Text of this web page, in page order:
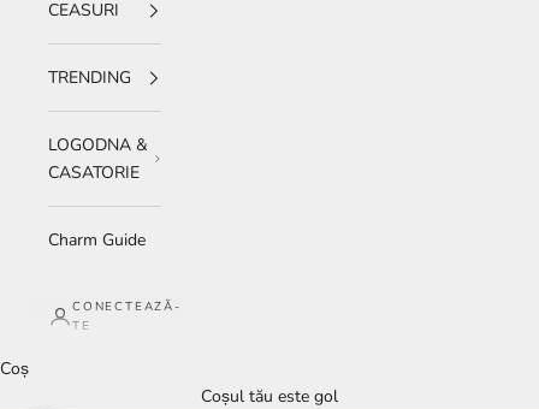
CEASURI
TRENDING
LOGODNA &
CASATORIE
Charm Guide
CONECTEAZĂ-
TE
Coș
Coșul tău este gol